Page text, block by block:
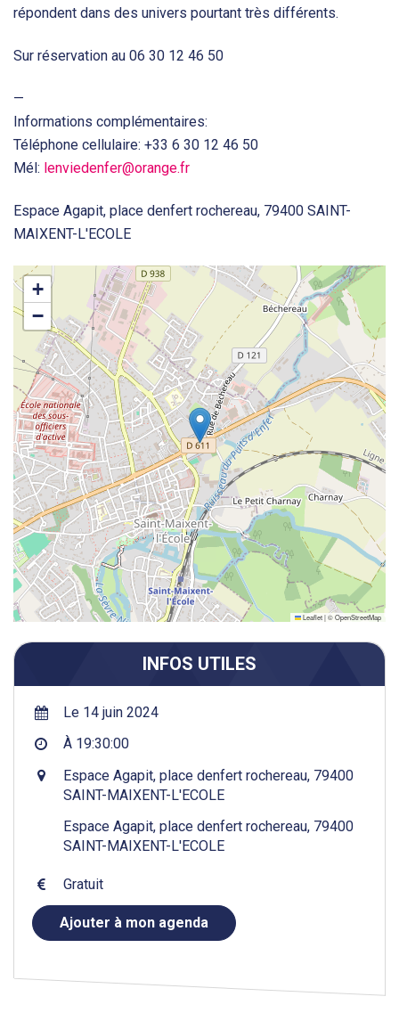
répondent dans des univers pourtant très différents.
Sur réservation au 06 30 12 46 50
—
Informations complémentaires:
Téléphone cellulaire: +33 6 30 12 46 50
Mél: lenviedenfer@orange.fr
Espace Agapit, place denfert rochereau, 79400 SAINT-
MAIXENT-L'ECOLE
+
−
Leaflet|©OpenStreetMap
INFOS UTILES
Le 14 juin 2024
À 19:30:00
Espace Agapit, place denfert rochereau, 79400
SAINT-MAIXENT-L'ECOLE
Espace Agapit, place denfert rochereau, 79400
SAINT-MAIXENT-L'ECOLE
Gratuit
Ajouter à mon agenda